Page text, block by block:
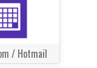
/ Hotmail